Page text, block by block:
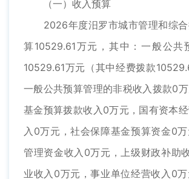
（一）收入预算
2026年度汨罗市城市管理和综合
算10529.61万元，其中：一般公共
10529.61万元（其中经费拨款
一般公共预算管理的非税收入拨款0
基金预算拨款收入0万元，国有资本
入0万元，社会保障基金预算资金0
管理资金收入0万元，上级财政补助
业收入0万元，事业单位经营收入0